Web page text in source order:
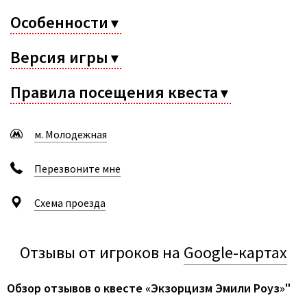
Особенности ▼
Версия игры ▼
Правила посещения квеста ▼
м. Молодежная
Перезвоните мне
Схема проезда
Отзывы от игроков на Google-картах
Обзор отзывов о квесте «Экзорцизм Эмили Роуз»"